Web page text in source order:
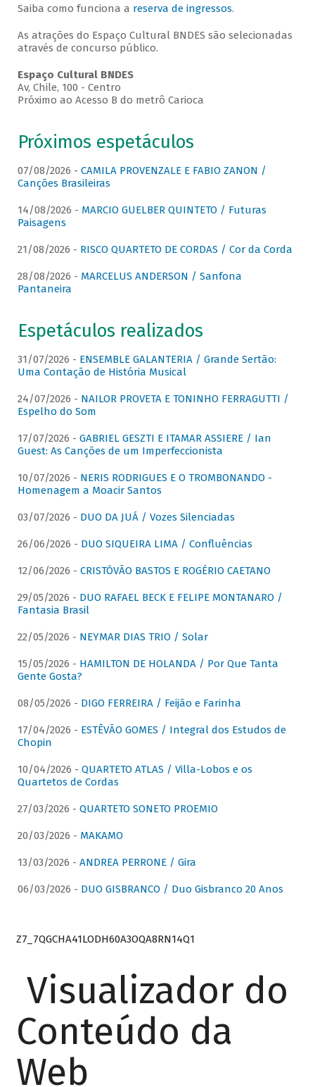
Saiba como funciona a reserva de ingressos.
As atrações do Espaço Cultural BNDES são selecionadas
através de concurso público.
Espaço Cultural BNDES
Av, Chile, 100 - Centro
Próximo ao Acesso B do metrô Carioca
Próximos espetáculos
07/08/2026 - CAMILA PROVENZALE E FABIO ZANON /
Canções Brasileiras
14/08/2026 - MARCIO GUELBER QUINTETO / Futuras
Paisagens
21/08/2026 - RISCO QUARTETO DE CORDAS / Cor da Corda
28/08/2026 - MARCELUS ANDERSON / Sanfona
Pantaneira
Espetáculos realizados
31/07/2026 - ENSEMBLE GALANTERIA / Grande Sertão:
Uma Contação de História Musical
24/07/2026 - NAILOR PROVETA E TONINHO FERRAGUTTI /
Espelho do Som
17/07/2026 - GABRIEL GESZTI E ITAMAR ASSIERE / Ian
Guest: As Canções de um Imperfeccionista
10/07/2026 - NERIS RODRIGUES E O TROMBONANDO -
Homenagem a Moacir Santos
03/07/2026 - DUO DA JUÁ / Vozes Silenciadas
26/06/2026 - DUO SIQUEIRA LIMA / Confluências
12/06/2026 - CRISTÓVÃO BASTOS E ROGÉRIO CAETANO
29/05/2026 - DUO RAFAEL BECK E FELIPE MONTANARO /
Fantasia Brasil
22/05/2026 - NEYMAR DIAS TRIO / Solar
15/05/2026 - HAMILTON DE HOLANDA / Por Que Tanta
Gente Gosta?
08/05/2026 - DIGO FERREIRA / Feijão e Farinha
17/04/2026 - ESTÊVÃO GOMES / Integral dos Estudos de
Chopin
10/04/2026 - QUARTETO ATLAS / Villa-Lobos e os
Quartetos de Cordas
27/03/2026 - QUARTETO SONETO PROEMIO
20/03/2026 - MAKAMO
13/03/2026 - ANDREA PERRONE / Gira
06/03/2026 - DUO GISBRANCO / Duo Gisbranco 20 Anos
Z7_7QGCHA41LODH60A3OQA8RN14Q1
Visualizador do
Conteúdo da
Web